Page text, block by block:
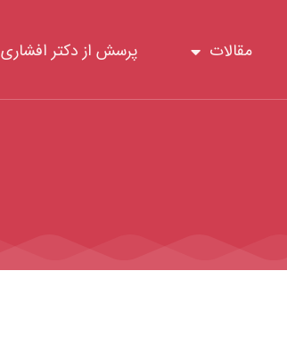
مقالات پرسش از دکتر افشاری